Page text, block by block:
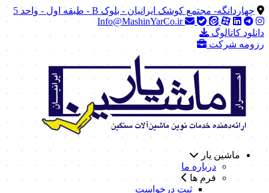
چهاردانگه- مجتمع کوشک ایرانیان - بلوک B - طبقه اول - واحد 5
Info@MashinYarCo.ir
دانلود کاتالوگ
رزومه شرکت
ماشین یار
درباره ما
فرم ها
ثبت درخواست